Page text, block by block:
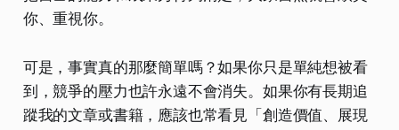
你、重視你。
可是，事實真的那麼簡單嗎？如果你只是單純想被看
到，競爭的壓力也許永遠不會消失。如果你有長期追
蹤我的文章或書籍，應該也常看見「創造價值、展現